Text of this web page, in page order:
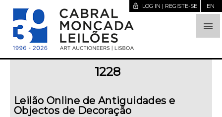

lock_open LOG IN | REGISTE-SE EN
1228
Leilão Online de Antiguidades e
Objectos de Decoração